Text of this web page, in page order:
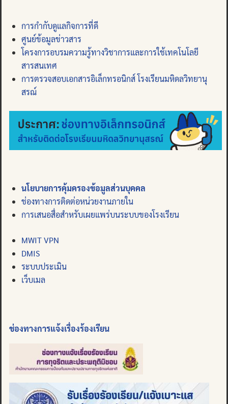
การกำกับดูแลกิจการที่ดี
ศูนย์ข้อมูลข่าวสาร
โครงการอบรมความรู้ทางวิชาการและการใช้เทคโนโลยี
สารสนเทศ
การตรวจสอบเอกสารอิเล็กทรอนิกส์ โรงเรียนมหิดลวิทยานุ
สรณ์
นโยบายการคุ้มครองข้อมูลส่วนบุคคล
ช่องทางการติดต่อหน่วยงานภายใน
การเสนอสื่อสำหรับเผยแพร่บนระบบของโรงเรียน
MWIT VPN
DMIS
ระบบประเมิน
เว็บเมล
ช่องทางการแจ้งเรื่องร้องเรียน